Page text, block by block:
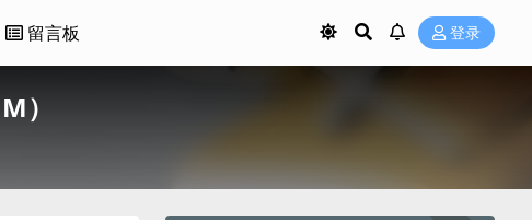
留言板 登录
）